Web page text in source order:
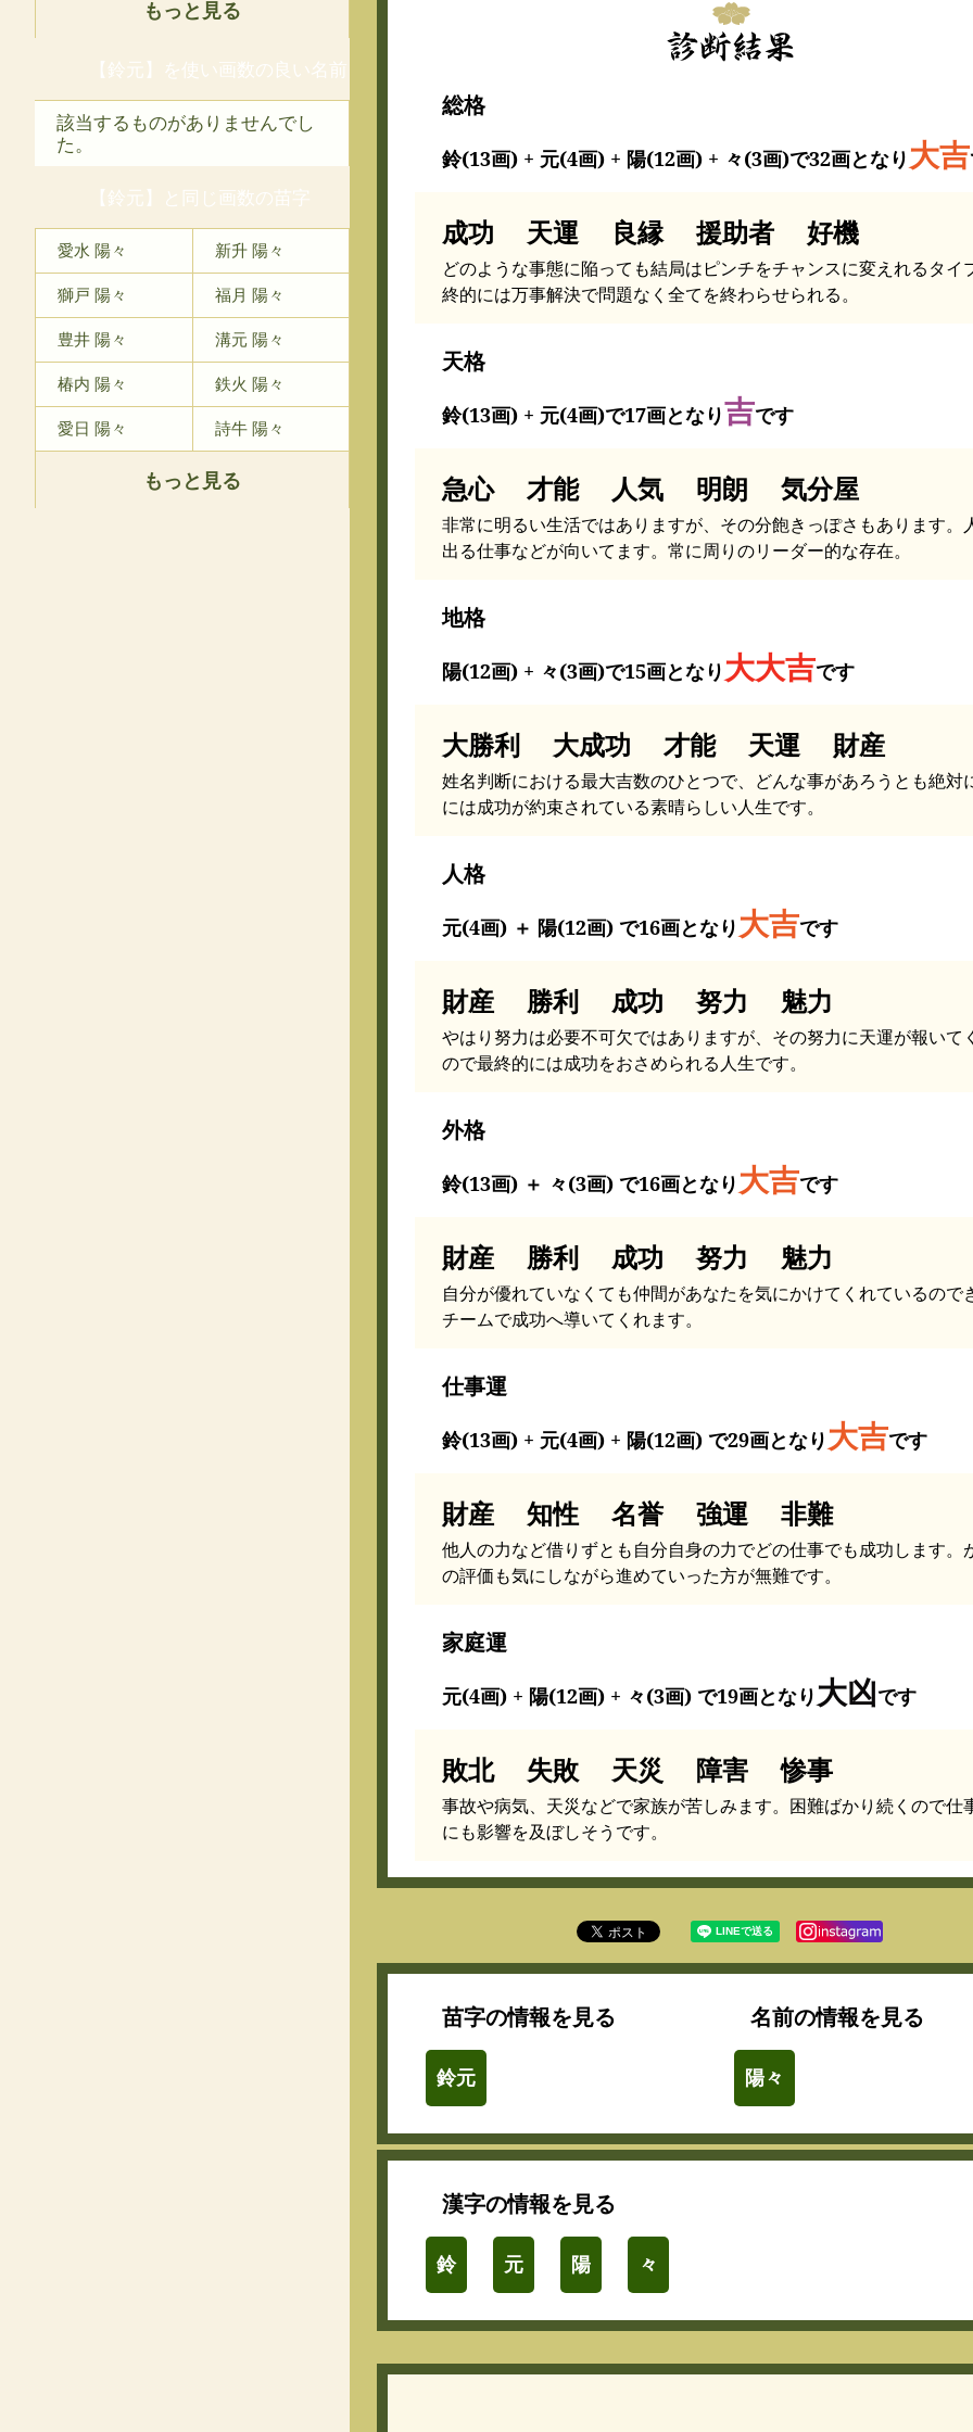
もっと見る
【鈴元】を使い画数の良い名前
該当するものがありませんでし
た。
【鈴元】と同じ画数の苗字
愛水 陽々 新升 陽々
獅戸 陽々 福月 陽々
豊井 陽々 溝元 陽々
椿内 陽々 鉄火 陽々
愛日 陽々 詩牛 陽々
もっと見る
総格
鈴(13画) + 元(4画) + 陽(12画) + 々(3画)で32画となり 大吉
成功 天運 良縁 援助者 好機
どのような事態に陥っても結局はピンチをチャンスに変えれるタイ
終的には万事解決で問題なく全てを終わらせられる。
天格
鈴(13画) + 元(4画)で17画となり吉です
急心 才能 人気 明朗 気分屋
非常に明るい生活ではありますが、その分飽きっぽさもあります。
出る仕事などが向いてます。常に周りのリーダー的な存在。
地格
陽(12画) + 々(3画)で15画となり 大大吉です
大勝利 大成功 才能 天運 財産
姓名判断における最大吉数のひとつで、どんな事があろうとも絶対
には成功が約束されている素晴らしい人生です。
人格
元(4画) ＋ 陽(12画) で16画となり 大吉です
財産 勝利 成功 努力 魅力
やはり努力は必要不可欠ではありますが、その努力に天運が報いて
ので最終的には成功をおさめられる人生です。
外格
鈴(13画) ＋ 々(3画) で16画となり 大吉です
財産 勝利 成功 努力 魅力
自分が優れていなくても仲間があなたを気にかけてくれているので
チームで成功へ導いてくれます。
仕事運
鈴(13画) + 元(4画) + 陽(12画) で29画となり 大吉です
財産 知性 名誉 強運 非難
他人の力など借りずとも自分自身の力でどの仕事でも成功します。
の評価も気にしながら進めていった方が無難です。
家庭運
元(4画) + 陽(12画) + 々(3画) で19画となり 大凶です
敗北 失敗 天災 障害 惨事
事故や病気、天災などで家族が苦しみます。困難ばかり続くので仕
にも影響を及ぼしそうです。
苗字の情報を見る
鈴元
名前の情報を見る
陽々
漢字の情報を見る
鈴 元 陽 々